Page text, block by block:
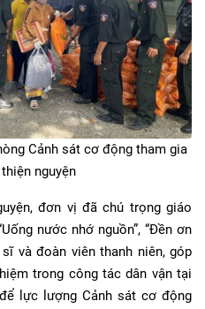
Cảnh sát cơ động tham gia
nguyện
đơn vị đã chú trọng giáo
nước nhớ nguồn”, “Đền ơn
và đoàn viên thanh niên, góp
trong công tác dân vận tại
lực lượng Cảnh sát cơ động